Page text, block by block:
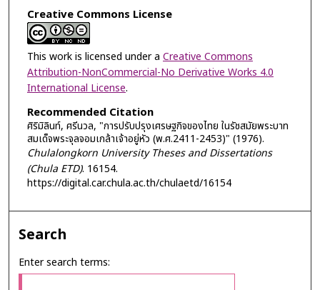
Creative Commons License
This work is licensed under a Creative Commons
Attribution-NonCommercial-No Derivative Works 4.0
International License.
Recommended Citation
ศิริมิลินท์, ศรีนวล, "การปรับปรุงเศรษฐกิจของไทย ในรัชสมัยพระบาท
สมเด็จพระจุลจอมเกล้าเจ้าอยู่หัว (พ.ศ.2411-2453)" (1976).
Chulalongkorn University Theses and Dissertations
(Chula ETD). 16154.
https://digital.car.chula.ac.th/chulaetd/16154
Search
Enter search terms: